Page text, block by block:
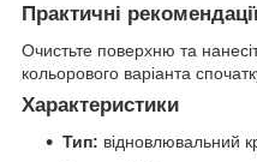
Практичні
Очистьте поверхню та
кольорового варіанта
Характеристики
Тип: відновлювальний